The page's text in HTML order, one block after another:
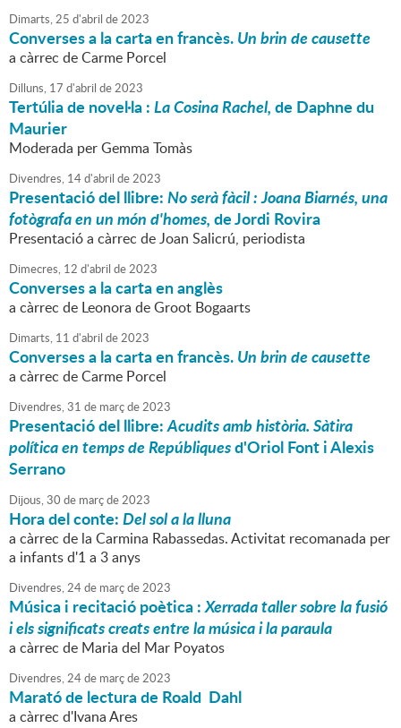
Dimarts,25 d'abril de2023
Converses a la carta en francès.Un brin de causette
a càrrec de Carme Porcel
Dilluns, 17 d'abril de2023
Tertúlia de novel·la :La Cosina Rachel,de Daphne du
Maurier
Moderada per Gemma Tomàs
Divendres, 14d'abril de2023
Presentació del llibre:No serà fàcil : Joana Biarnés, una
fotògrafa en un món d'homes,de Jordi Rovira
Presentació a càrrec de Joan Salicrú, periodista
Dimecres, 12 d'abril de2023
Converses a la carta en anglès
a càrrec de Leonora de Groot Bogaarts
Dimarts, 11 d'abril de2023
Converses a la carta en francès.Un brin de causette
a càrrec de Carme Porcel
Divendres,31 de marçde2023
Presentació del llibre:Acudits amb història. Sàtira
política en temps de Repúbliquesd'Oriol Font i Alexis
Serrano
Dijous,30 de marçde2023
Hora del conte:Del sol a la lluna
a càrrec de la Carmina Rabassedas. Activitat recomanada per
a infants d'1 a 3 anys
Divendres,24de marçde2023
Música i recitació poètica :Xerrada taller sobre la fusió
i els significats creats entre la música i la paraula
a càrrec de Maria del Mar Poyatos
Divendres,24de marçde2023
Marató de lectura de Roald Dahl
a càrrec d'Ivana Ares